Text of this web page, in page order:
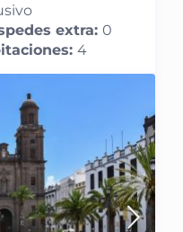
extra: 0
4